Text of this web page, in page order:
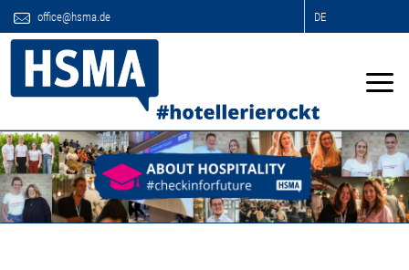
office@hsma.de DE